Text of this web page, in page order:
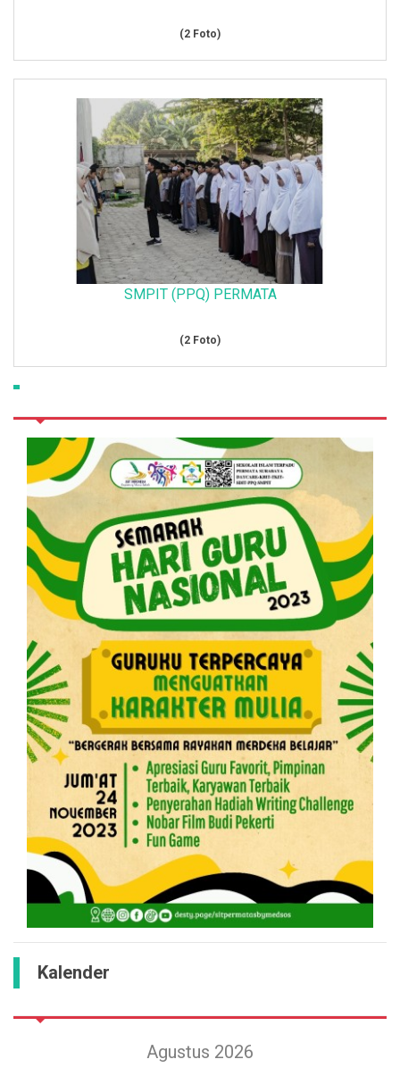
Kalender
Agustus 2026
(2 Foto)
SMPIT (PPQ) PERMATA
(2 Foto)